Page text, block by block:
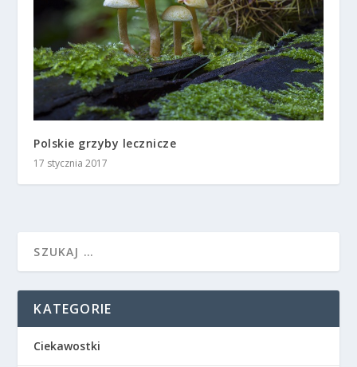
Polskie grzyby lecznicze
17 stycznia 2017
KATEGORIE
Ciekawostki